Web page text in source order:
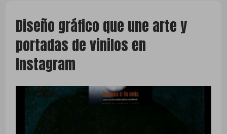
marketing
posicionamiento seo
Diseño gráfico que une arte y
portadas de vinilos en
Instagram